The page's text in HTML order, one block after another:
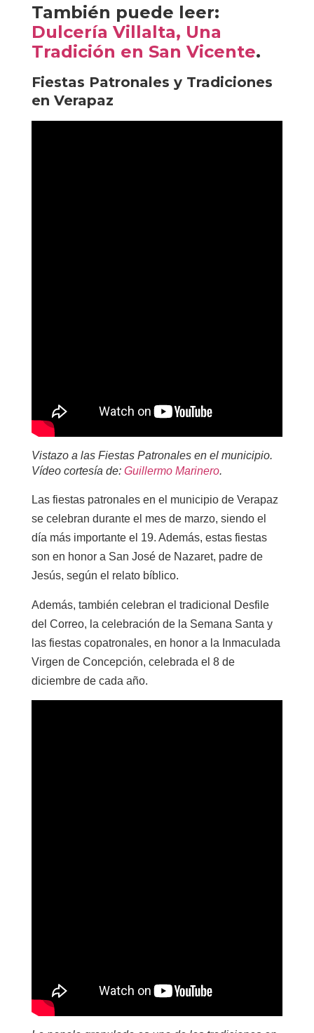
También puede leer:
Dulcería Villalta, Una
Tradición en San Vicente.
Fiestas Patronales y Tradiciones
en Verapaz
Vistazo a las Fiestas Patronales en el municipio.
Vídeo cortesía de: Guillermo Marinero.
Las fiestas patronales en el municipio de Verapaz
se celebran durante el mes de marzo, siendo el
día más importante el 19. Además, estas fiestas
son en honor a San José de Nazaret, padre de
Jesús, según el relato bíblico.
Además, también celebran el tradicional Desfile
del Correo, la celebración de la Semana Santa y
las fiestas copatronales, en honor a la Inmaculada
Virgen de Concepción, celebrada el 8 de
diciembre de cada año.